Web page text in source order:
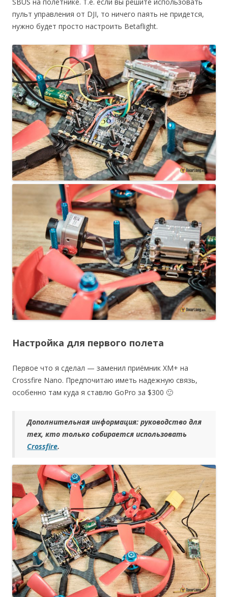
SBUS на полетнике. Т.е. если вы решите использовать
пульт управления от DJI, то ничего паять не придется,
нужно будет просто настроить Betaflight.
Настройка для первого полета
Первое что я сделал — заменил приёмник XM+ на
Crossfire Nano. Предпочитаю иметь надежную связь,
особенно там куда я ставлю GoPro за $300 🙂
Дополнительная информация: руководство для
тех, кто только собирается использовать
Crossfire.